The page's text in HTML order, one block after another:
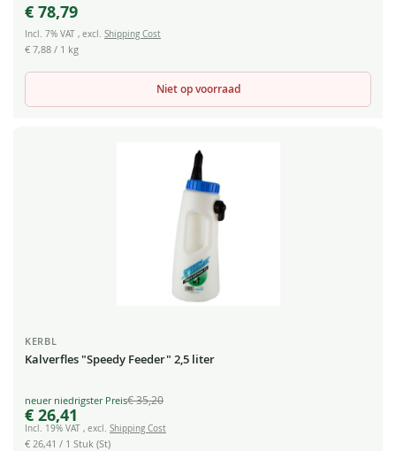
€ 78,79
Incl. 7% VAT , excl. Shipping Cost
€ 7,88 / 1 kg
Niet op voorraad
KERBL
Kalverfles "Speedy Feeder" 2,5 liter
Special
Price
€ 26,41
€ 35,20
Incl. 19% VAT , excl. Shipping Cost
€ 26,41 / 1 Stuk (St)